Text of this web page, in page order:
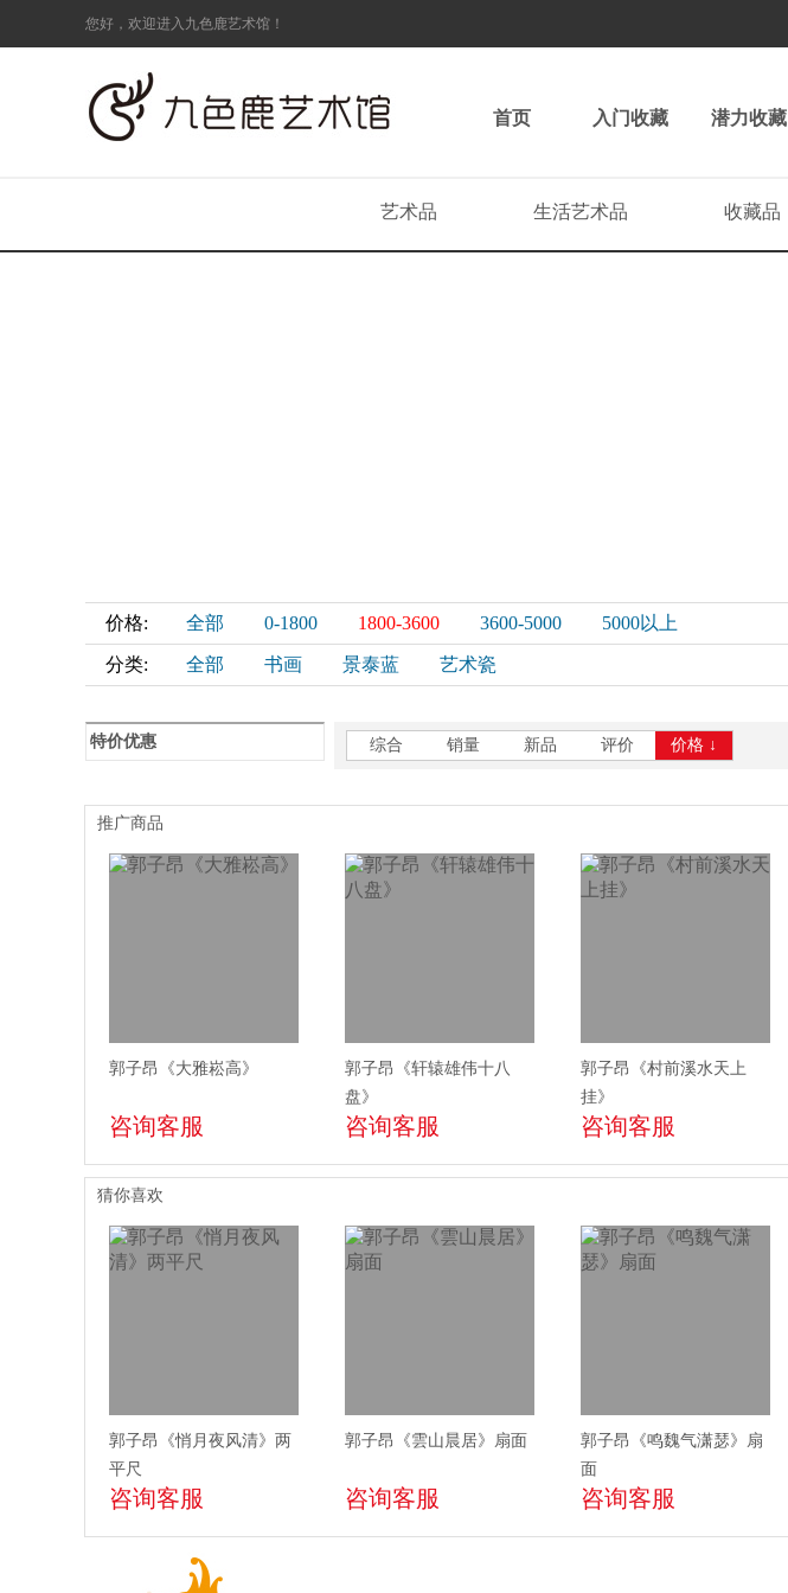
您好，欢迎进入九色鹿艺术馆！
首页 入门收藏 潜力收藏
艺术品 生活艺术品 收藏品
价格: 全部 0-1800 1800-3600 3600-5000 5000以上
分类: 全部 书画 景泰蓝 艺术瓷
特价优惠 综合 销量 新品 评价 价格 ↓
推广商品
郭子昂《大雅崧高》
咨询客服
郭子昂《轩辕雄伟十八
盘》
咨询客服
郭子昂《村前溪水天上
挂》
咨询客服
猜你喜欢
郭子昂《悄月夜风清》两
平尺
咨询客服
郭子昂《雲山晨居》扇面
咨询客服
郭子昂《鸣魏气潇瑟》扇
面
咨询客服